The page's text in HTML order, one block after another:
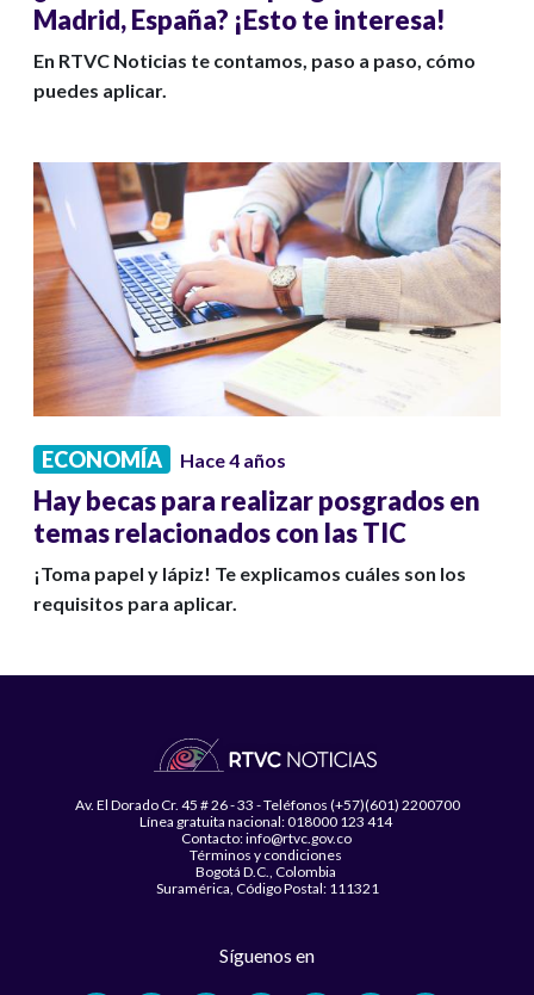
Madrid, España? ¡Esto te interesa!
En RTVC Noticias te contamos, paso a paso, cómo
puedes aplicar.
ECONOMÍA Hace 4 años
Hay becas para realizar posgrados en
temas relacionados con las TIC
¡Toma papel y lápiz! Te explicamos cuáles son los
requisitos para aplicar.
Av. El Dorado Cr. 45 # 26 - 33 - Teléfonos (+57)(601) 2200700
Línea gratuita nacional: 018000 123 414
Contacto: info@rtvc.gov.co
Términos y condiciones
Bogotá D.C., Colombia
Suramérica, Código Postal: 111321
Síguenos en